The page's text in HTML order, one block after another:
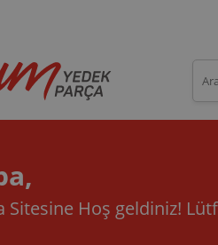
Sitesine Hoş geldiniz!